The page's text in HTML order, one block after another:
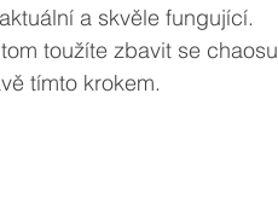
a skvěle fungující.
toužíte zbavit se chaosu
tímto krokem.